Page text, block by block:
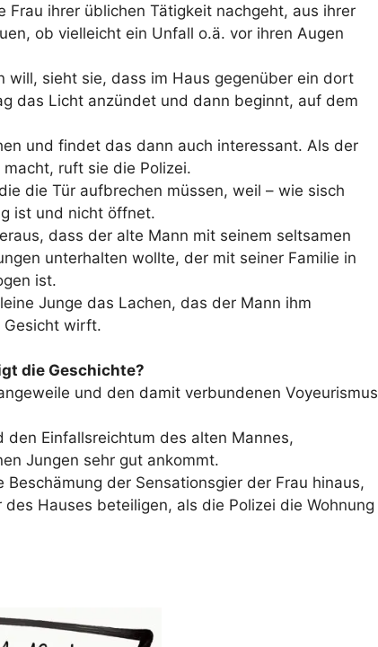
Frau ihrer üblichen Tätigkeit nachgeht, aus ihrer
ob vielleicht ein Unfall o.ä. vor ihren Augen
will, sieht sie, dass im Haus gegenüber ein dort
das Licht anzündet und dann beginnt, auf dem
und findet das dann auch interessant. Als der
ruft sie die Polizei.
die Tür aufbrechen müssen, weil – wie sisch
ist und nicht öffnet.
dass der alte Mann mit seinem seltsamen
unterhalten wollte, der mit seiner Familie in
ist.
Junge das Lachen, das der Mann ihm
Gesicht wirft.
die Geschichte?
und den damit verbundenen Voyeurismus
Einfallsreichtum des alten Mannes,
Jungen sehr gut ankommt.
der Sensationsgier der Frau hinaus,
Hauses beteiligen, als die Polizei die Wohnung